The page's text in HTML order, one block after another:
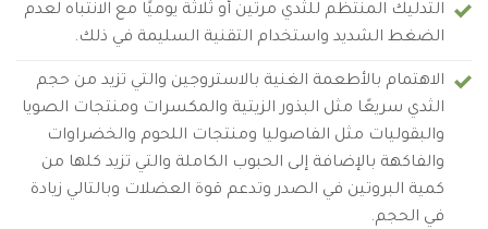
التدليك المنتظم للثدي مرتين أو ثلاثة يوميًا مع الانتباه لعدم
الضغط الشديد واستخدام التقنية السليمة في ذلك.
الاهتمام بالأطعمة الغنية بالاستروجين والتي تزيد من حجم
الثدي سريعًا مثل البذور الزيتية والمكسرات ومنتجات الصويا
والبقوليات مثل الفاصوليا ومنتجات اللحوم والخضراوات
والفاكهة بالإضافة إلى الحبوب الكاملة والتي تزيد كلها من
كمية البروتين في الصدر وتدعم قوة العضلات وبالتالي زيادة
في الحجم.